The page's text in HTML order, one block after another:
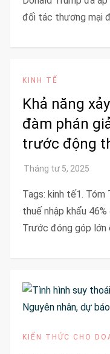
đối tác thương mại
KINH TẾ
Khả năng
đàm phán
trước động
Tags: kinh tế1. Tóm
thuế nhập khẩu
Trước đóng góp lớn
KIẾN THỨC CHO